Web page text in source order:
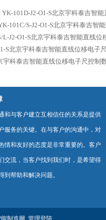
YK-101D-J2-O1-S北京宇科泰吉智
101C/S-J2-O1-S北京宇科泰吉智
L-J2-O1-S北京宇科泰吉智能直线位
S北京宇科泰吉智能直线位移电子
宇科泰吉智能直线位移电子尺控制
和与客户建立互相信任的关系是提供
服务的关键。在与客户的沟通中，对
情和友好的态度是非常重要的。客户
交流，当客户找到我们时，是希望得
到帮助和解决问题。
制造网 管理登陆